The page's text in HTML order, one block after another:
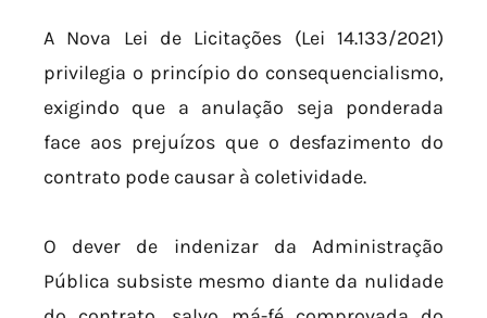
A Nova Lei de Licitações (Lei 14.133/2021)
privilegia o princípio do consequencialismo,
exigindo que a anulação seja ponderada
face aos prejuízos que o desfazimento do
contrato pode causar à coletividade.
O dever de indenizar da Administração
Pública subsiste mesmo diante da nulidade